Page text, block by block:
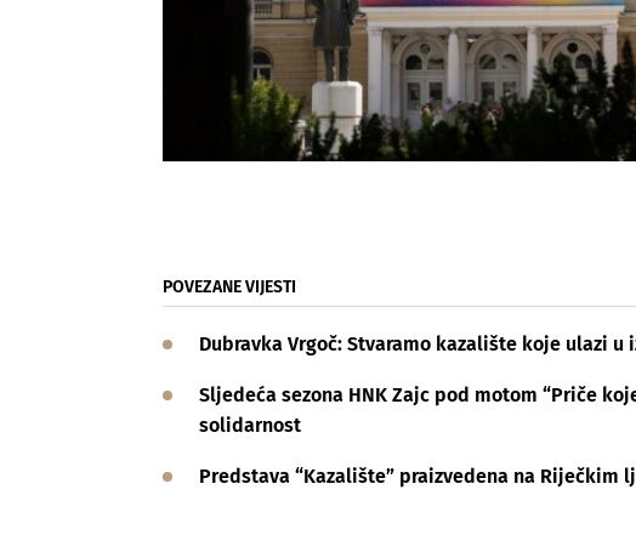
POVEZANE VIJESTI
Dubravka Vrgoč: Stvaramo kazalište koje ulazi u
Sljedeća sezona HNK Zajc pod motom “Priče
solidarnost
Predstava “Kazalište” praizvedena na Riječkim